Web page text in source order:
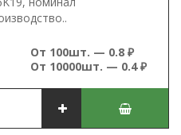
От 100шт. — 0.8 ₽
От 10000шт. — 0.4 ₽